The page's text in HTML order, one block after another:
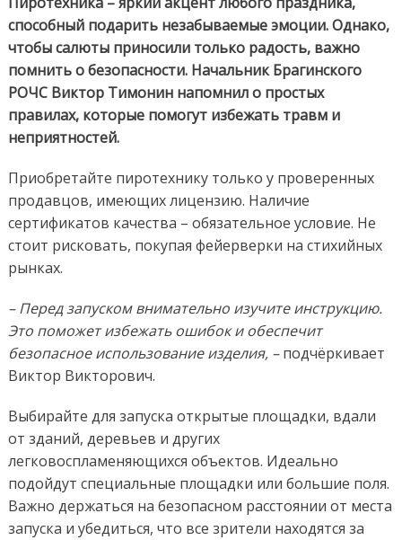
способный подарить незабываемые эмоции. Однако,
чтобы салюты приносили только радость, важно
помнить о безопасности. Начальник Брагинского
РОЧС Виктор Тимонин напомнил о простых
правилах, которые помогут избежать травм и
неприятностей.
Приобретайте пиротехнику только у проверенных
продавцов, имеющих лицензию. Наличие
сертификатов качества – обязательное условие. Не
стоит рисковать, покупая фейерверки на стихийных
рынках.
– Перед запуском внимательно изучите инструкцию.
Это поможет избежать ошибок и обеспечит
безопасное использование изделия, –подчёркивает
Виктор Викторович.
Выбирайте для запуска открытые площадки, вдали
от зданий, деревьев и других
легковоспламеняющихся объектов. Идеально
подойдут специальные площадки или большие поля.
Важно держаться на безопасном расстоянии от места
запуска и убедиться, что все зрители находятся за